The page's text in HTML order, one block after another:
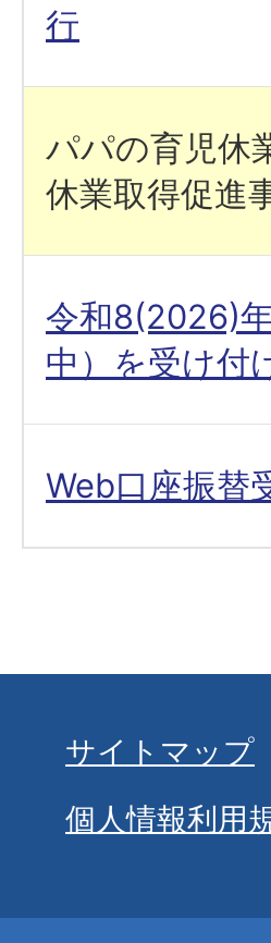
行
パパの育児休
休業取得促進
令和8(2026)
中）を受け付
Web口座振替
サイトマップ
個人情報利用